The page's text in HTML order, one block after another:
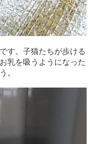
す。子猫たちが歩ける
乳を吸うようになった
。